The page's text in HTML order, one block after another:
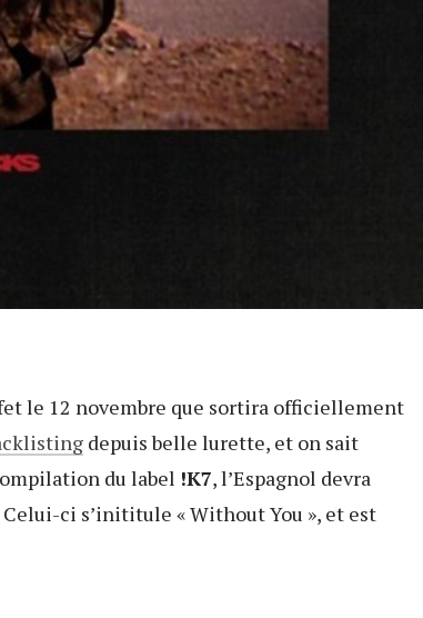
le 12 novembre que sortira officiellement
depuis belle lurette, et on sait
du label !K7, l’Espagnol devra
ci s’inititule « Without You », et est